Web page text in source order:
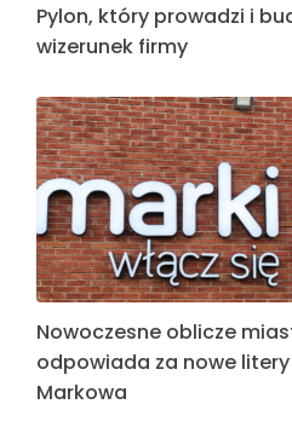
Pylon, który prowadzi i
wizerunek firmy
Nowoczesne oblicze
odpowiada za nowe
Markowa